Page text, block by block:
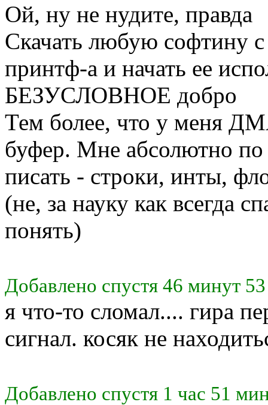
Ой, ну не нудите, правда
Скачать любую софтину
принтф-а и начать ее
БЕЗУСЛОВНОЕ добро
Тем более, что у меня
буфер. Мне абсолютно по
писать - строки, инты,
(не, за науку как всегда
понять)
Добавлено спустя 46 минут
я что-то сломал.... гира
сигнал. косяк не
Добавлено спустя 1 час 51